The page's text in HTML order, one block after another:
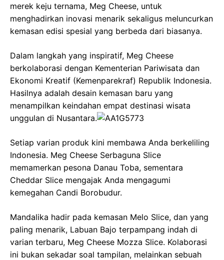
merek keju ternama, Meg Cheese, untuk
menghadirkan inovasi menarik sekaligus meluncurkan
kemasan edisi spesial yang berbeda dari biasanya.
Dalam langkah yang inspiratif, Meg Cheese
berkolaborasi dengan Kementerian Pariwisata dan
Ekonomi Kreatif (Kemenparekraf) Republik Indonesia.
Hasilnya adalah desain kemasan baru yang
menampilkan keindahan empat destinasi wisata
unggulan di Nusantara.
Setiap varian produk kini membawa Anda berkeliling
Indonesia. Meg Cheese Serbaguna Slice
memamerkan pesona Danau Toba, sementara
Cheddar Slice mengajak Anda mengagumi
kemegahan Candi Borobudur.
Mandalika hadir pada kemasan Melo Slice, dan yang
paling menarik, Labuan Bajo terpampang indah di
varian terbaru, Meg Cheese Mozza Slice. Kolaborasi
ini bukan sekadar soal tampilan, melainkan sebuah